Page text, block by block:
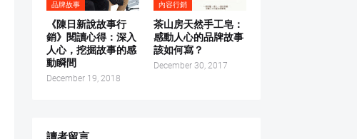
品牌故事
《陳日新說故事行
銷》閱讀心得：深入
人心，挖掘故事的感
動瞬間
December 19, 2018
內容行銷
茶山房天然手工皂：
感動人心的品牌故事
該如何寫？
December 30, 2017